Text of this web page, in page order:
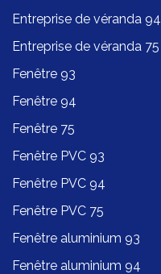
Entreprise de véranda 94
Entreprise de véranda 75
Fenêtre 93
Fenêtre 94
Fenêtre 75
Fenêtre PVC 93
Fenêtre PVC 94
Fenêtre PVC 75
Fenêtre aluminium 93
Fenêtre aluminium 94